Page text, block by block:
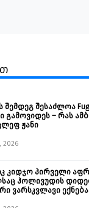
შემდეგ შესაძლოა
გამოვიდეს – რას
ჟანი
2026
კიდჯო პირველი
ჰოლივუდის
ვარსკვლავი ექნება